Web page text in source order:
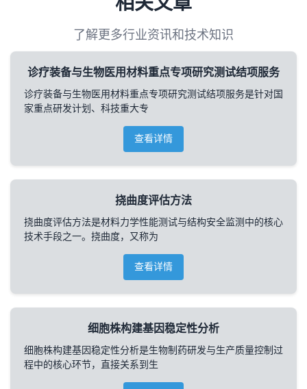
了解更多行业资讯和技术知识
诊疗装备与生物医用材料重点专项研究测试结项服务
诊疗装备与生物医用材料重点专项研究测试结项服务是针对国
家重点研发计划、科技重大专
查看详情
挠曲度评估方法
挠曲度评估方法是材料力学性能测试与结构安全监测中的核心
技术手段之一。挠曲度，又称为
查看详情
细胞株构建基因稳定性分析
细胞株构建基因稳定性分析是生物制药研发与生产质量控制过
程中的核心环节，直接关系到生